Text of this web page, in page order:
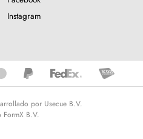
Instagram
por Usecue B.V.
B.V.